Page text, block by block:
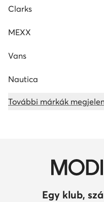
Clarks
MEXX
Vans
Nautica
További márkák
Egy klub,